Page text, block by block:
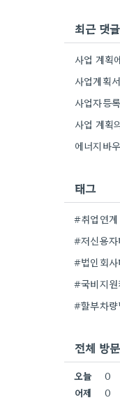
최근 댓글
태그
#취업연계
#저신용자
#법인회사
#국비지원
#할부차
전체 방
오늘
0
어제
0